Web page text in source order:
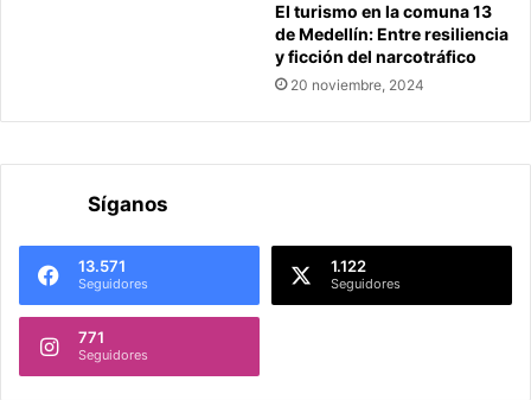
El turismo en la comuna 13
de Medellín: Entre resiliencia
y ficción del narcotráfico
20 noviembre, 2024
Síganos
13.571
Seguidores
1.122
Seguidores
771
Seguidores